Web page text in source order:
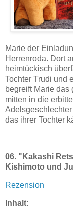
Marie der
Herrenroda. Dort
heimtückisch
Tochter Trudi und
begreift Marie
mitten in die
das ihrer Tochter
06. "Kakashi
Kishimoto und
Rezension
Inhalt: